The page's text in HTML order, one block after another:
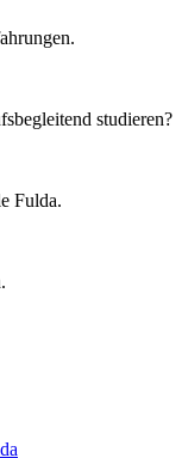
studieren?
Fulda.